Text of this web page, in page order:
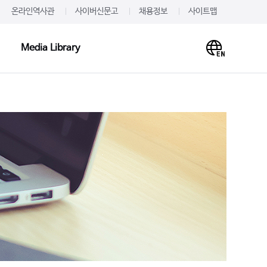
온라인역사관 사이버신문고 채용정보 사이트맵
Media Library
문
례
JW를 주목하다
알려드립니다
재무정보
IR문의하기